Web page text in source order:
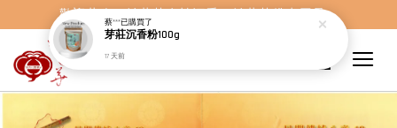
歡迎蒞臨，妙蓮華奇楠沉香，妙蓮華佛事用品。
蔡***已購買了
芽莊沉香粉100g
17 天前